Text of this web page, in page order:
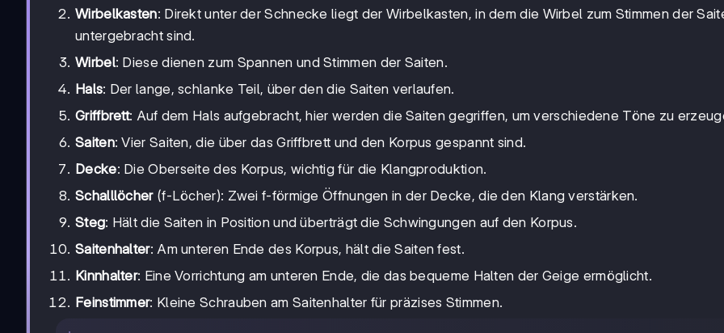
Wirbelkasten: Direkt unter der Schnecke liegt der Wirbelkasten, in dem die Wirbel zum Stimmen der
untergebracht sind.
Wirbel: Diese dienen zum Spannen und Stimmen der Saiten.
Hals: Der lange, schlanke Teil, über den die Saiten verlaufen.
Griffbrett: Auf dem Hals aufgebracht, hier werden die Saiten gegriffen, um verschiedene Töne zu
Saiten: Vier Saiten, die über das Griffbrett und den Korpus gespannt sind.
Decke: Die Oberseite des Korpus, wichtig für die Klangproduktion.
Schalllöcher(f-Löcher): Zwei f-förmige Öffnungen in der Decke, die den Klang verstärken.
Steg: Hält die Saiten in Position und überträgt die Schwingungen auf den Korpus.
Saitenhalter: Am unteren Ende des Korpus, hält die Saiten fest.
Kinnhalter: Eine Vorrichtung am unteren Ende, die das bequeme Halten der Geige ermöglicht.
Feinstimmer: Kleine Schrauben am Saitenhalter für präzises Stimmen.